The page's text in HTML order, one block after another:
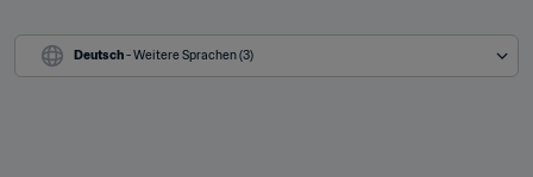
Deutsch - Weitere Sprachen (3)